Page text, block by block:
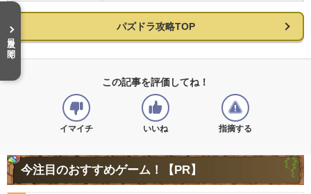
パズドラ攻略TOP
この記事を評価してね！
イマイチ いいね 指摘する
今注目のおすすめゲーム！【PR】
目次を開く